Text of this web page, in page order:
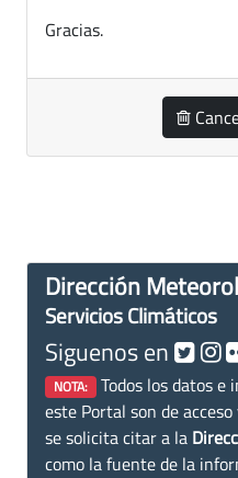
Gracias.
Dirección
Servicios Climáticos
Siguenos en
NOTA: Todos los datos e
este Portal son de
se solicita citar a la
como la fuente de la